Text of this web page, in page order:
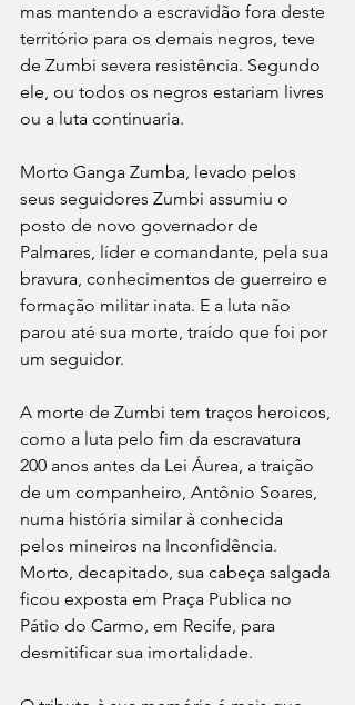
mas mantendo a escravidão fora deste
território para os demais negros, teve
de Zumbi severa resistência. Segundo
ele, ou todos os negros estariam livres
ou a luta continuaria.
Morto Ganga Zumba, levado pelos
seus seguidores Zumbi assumiu o
posto de novo governador de
Palmares, líder e comandante, pela sua
bravura, conhecimentos de guerreiro e
formação militar inata. E a luta não
parou até sua morte, traído que foi por
um seguidor.
A morte de Zumbi tem traços heroicos,
como a luta pelo fim da escravatura
200 anos antes da Lei Áurea, a traição
de um companheiro, Antônio Soares,
numa história similar à conhecida
pelos mineiros na Inconfidência.
Morto, decapitado, sua cabeça salgada
ficou exposta em Praça Publica no
Pátio do Carmo, em Recife, para
desmitificar sua imortalidade.